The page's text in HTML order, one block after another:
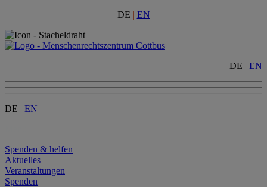
DE | EN
DE | EN
DE | EN
Spenden & helfen
Aktuelles
Veranstaltungen
Spenden